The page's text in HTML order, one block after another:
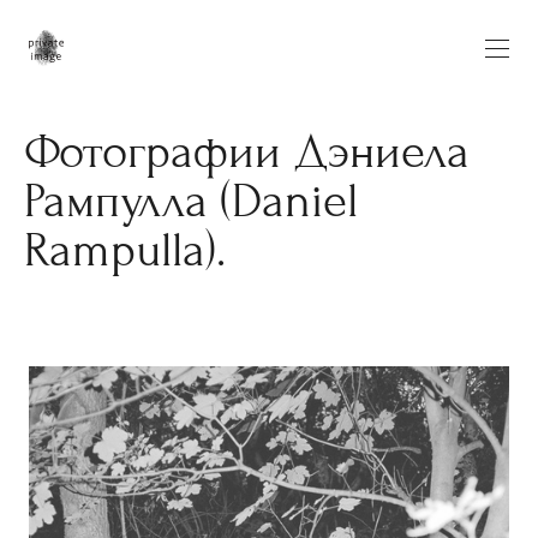
Фотографии Дэниела
Рампулла (Daniel
Rampulla).